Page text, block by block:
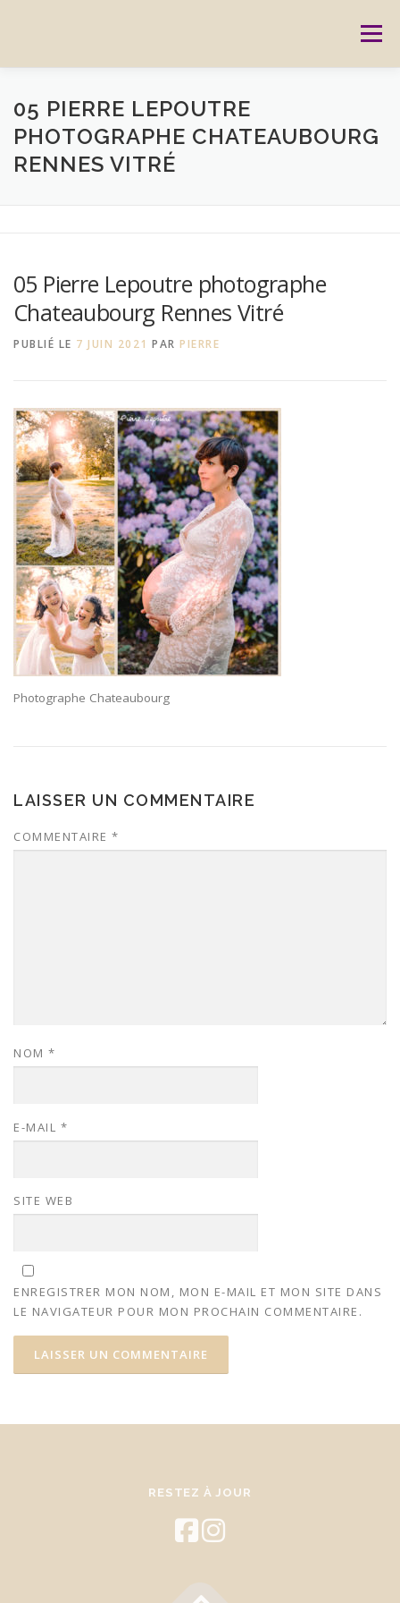
Menu
ACCUEIL PRESTATIONS CARTES CADEAUX
RÉSERVATION GALERIE
05 PIERRE LEPOUTRE
PHOTOGRAPHE CHATEAUBOURG
RENNES VITRÉ
05 Pierre Lepoutre photographe
Chateaubourg Rennes Vitré
PUBLIÉ LE 7 JUIN 2021 PAR PIERRE
Photographe Chateaubourg
LAISSER UN COMMENTAIRE
COMMENTAIRE *
NOM *
E-MAIL *
SITE WEB
ENREGISTRER MON NOM, MON E-MAIL ET MON SITE DANS
LE NAVIGATEUR POUR MON PROCHAIN COMMENTAIRE.
RESTEZ À JOUR